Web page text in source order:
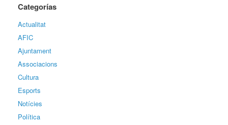
Categorías
Actualitat
AFIC
Ajuntament
Associacions
Cultura
Esports
Notícies
Política